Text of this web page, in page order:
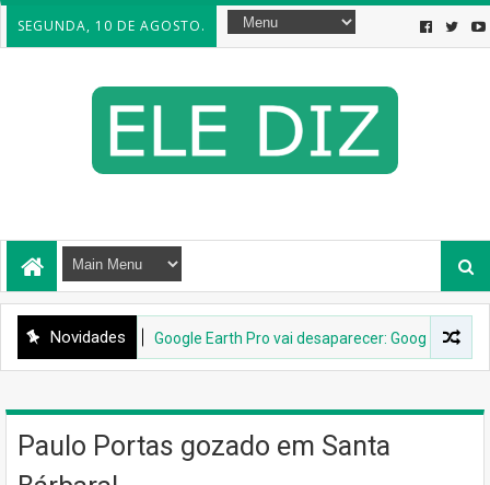
SEGUNDA, 10 DE AGOSTO.
Novidades
INTERNET Google Earth Pro vai desaparecer: Google confirma
Paulo Portas gozado em Santa